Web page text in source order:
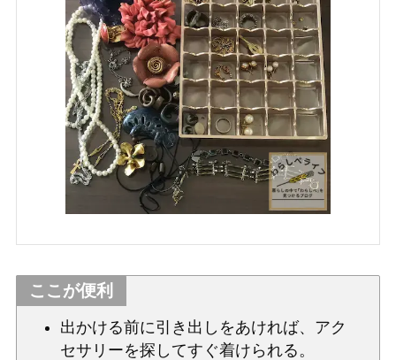
ここが便利
出かける前に引き出しをあければ、アク
セサリーを探してすぐ着けられる。